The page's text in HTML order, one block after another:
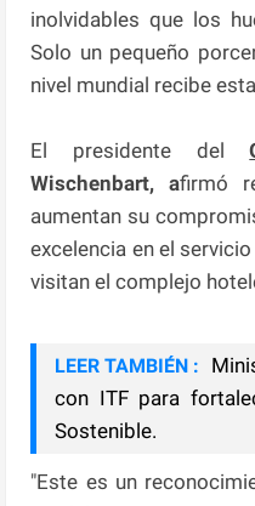
inolvidables que los
Solo un pequeño
nivel mundial recibe
El presidente del
Wischenbart, afirmó
aumentan su
excelencia en el
visitan el complejo
LEER TAMBIÉN :
con ITF para
Sostenible.
"Este es un